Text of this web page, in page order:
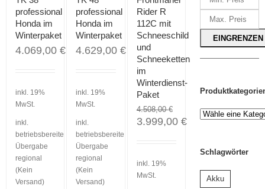
professional
Honda im
Winterpaket
4.069,00 €
inkl. 19%
MwSt.
inkl.
betriebsbereite
Übergabe
regional
(Kein
Versand)
professional
Honda im
Winterpaket
4.629,00€
inkl. 19%
MwSt.
inkl.
betriebsbereite
Übergabe
regional
(Kein
Versand)
Rider R
112C mit
Schneeschild
und
Schneeketten
im
Winterdienst-
Paket
4.508,00€
3.999,00 €
inkl. 19%
MwSt.
EINGRENZEN
Schlagwörter
Akku